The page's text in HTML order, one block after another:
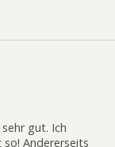
gut. Ich
Andererseits